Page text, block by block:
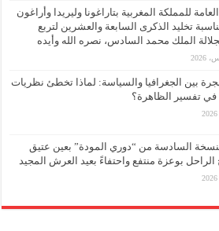
العامة للمملكة المغربية بتاراغونا وليريدا وأراغون
تخليد الذكرى السابعة والعشرين لتربع
الملك محمد السادس، نصره الله وأيده
بين الجغرافيا والسياسة: لماذا تخطئ نظريات
في تفسير الظاهرة؟
السادسة من “دوري المودة” بعين عتيق
الراحل بوعزة منتفع واحتفاءً بعيد العرش المجيد